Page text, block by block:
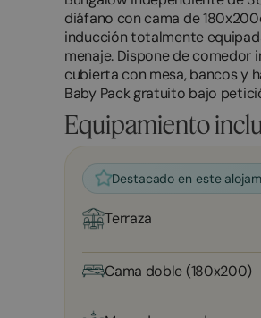
diáfano con cama de
inducción totalmente
menaje. Dispone de
cubierta con mesa, bancos y
Baby Pack gratuito bajo
Equipamiento
Destacado en este
Terraza
Cama doble (180x200)